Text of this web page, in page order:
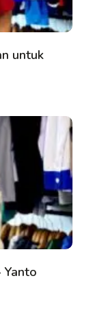
untuk
Yanto